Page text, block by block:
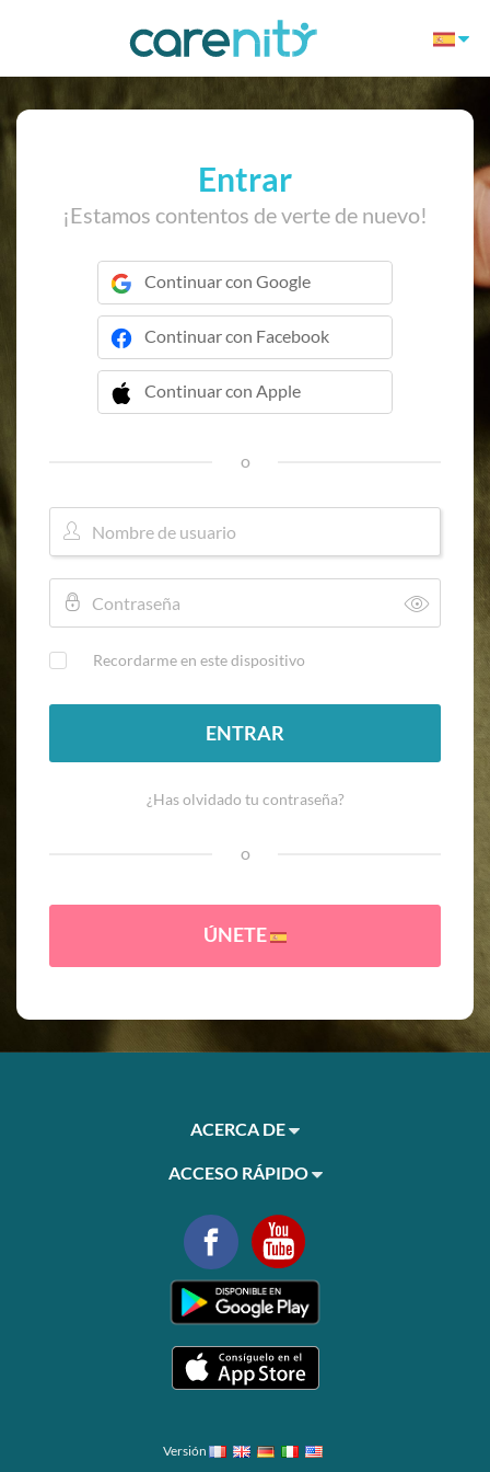
Entrar
¡Estamos contentos de verte de nuevo!
Continuar con Google
Continuar con Facebook
Continuar con Apple
 Continuar con Apple
o
Recordarme en este dispositivo
ENTRAR
¿Has olvidado tu contraseña?
o
ÚNETE
ACERCA DE
ACCESO RÁPIDO
Versión